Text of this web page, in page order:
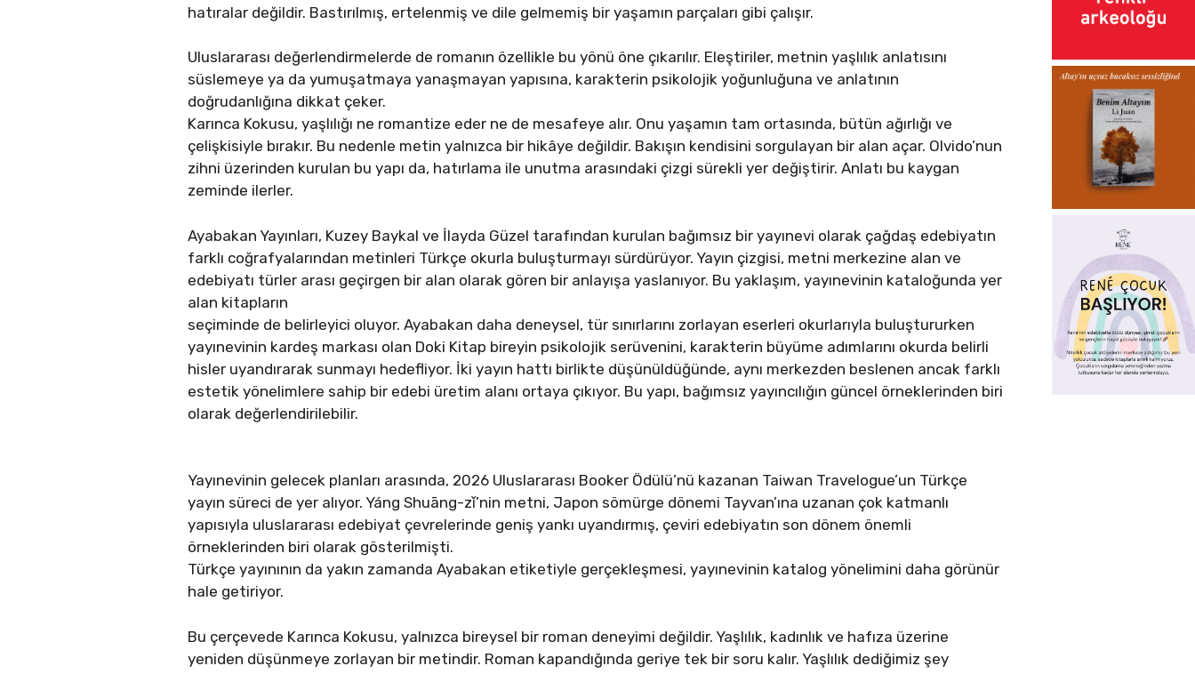
hatıralar değildir. Bastırılmış, ertelenmiş ve dile gelmemiş bir yaşamın parçaları gibi çalışır.
Uluslararası değerlendirmelerde de romanın özellikle bu yönü öne çıkarılır. Eleştiriler, metnin yaşlılık anlatısını
süslemeye ya da yumuşatmaya yanaşmayan yapısına, karakterin psikolojik yoğunluğuna ve anlatının
doğrudanlığına dikkat çeker.
Karınca Kokusu, yaşlılığı ne romantize eder ne de mesafeye alır. Onu yaşamın tam ortasında, bütün ağırlığı ve
çelişkisiyle bırakır. Bu nedenle metin yalnızca bir hikâye değildir. Bakışın kendisini sorgulayan bir alan açar. Olvido’nun
zihni üzerinden kurulan bu yapı da, hatırlama ile unutma arasındaki çizgi sürekli yer değiştirir. Anlatı bu kaygan
zeminde ilerler.
Ayabakan Yayınları, Kuzey Baykal ve İlayda Güzel tarafından kurulan bağımsız bir yayınevi olarak çağdaş edebiyatın
farklı coğrafyalarından metinleri Türkçe okurla buluşturmayı sürdürüyor. Yayın çizgisi, metni merkezine alan ve
edebiyatı türler arası geçirgen bir alan olarak gören bir anlayışa yaslanıyor. Bu yaklaşım, yayınevinin kataloğunda yer
alan kitapların
seçiminde de belirleyici oluyor. Ayabakan daha deneysel, tür sınırlarını zorlayan eserleri okurlarıyla buluştururken
yayınevinin kardeş markası olan Doki Kitap bireyin psikolojik serüvenini, karakterin büyüme adımlarını okurda belirli
hisler uyandırarak sunmayı hedefliyor. İki yayın hattı birlikte düşünüldüğünde, aynı merkezden beslenen ancak farklı
estetik yönelimlere sahip bir edebi üretim alanı ortaya çıkıyor. Bu yapı, bağımsız yayıncılığın güncel örneklerinden biri
olarak değerlendirilebilir.
Yayınevinin gelecek planları arasında, 2026 Uluslararası Booker Ödülü’nü kazanan Taiwan Travelogue’un Türkçe
yayın süreci de yer alıyor. Yáng Shuāng-zǐ’nin metni, Japon sömürge dönemi Tayvan’ına uzanan çok katmanlı
yapısıyla uluslararası edebiyat çevrelerinde geniş yankı uyandırmış, çeviri edebiyatın son dönem önemli
örneklerinden biri olarak gösterilmişti.
Türkçe yayınının da yakın zamanda Ayabakan etiketiyle gerçekleşmesi, yayınevinin katalog yönelimini daha görünür
hale getiriyor.
Bu çerçevede Karınca Kokusu, yalnızca bireysel bir roman deneyimi değildir. Yaşlılık, kadınlık ve hafıza üzerine
yeniden düşünmeye zorlayan bir metindir. Roman kapandığında geriye tek bir soru kalır. Yaşlılık dediğimiz şey